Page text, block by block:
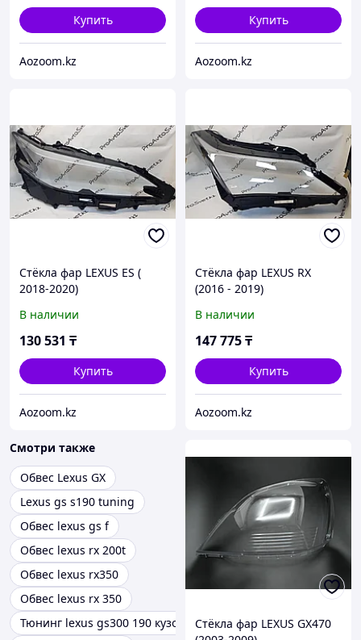
Купить
Aozoom.kz
Купить
Aozoom.kz
Стёкла фар LEXUS ES (
2018-2020)
В наличии
130 531 ₸
Купить
Aozoom.kz
Стёкла фар LEXUS RX
(2016 - 2019)
В наличии
147 775₸
Купить
Aozoom.kz
Смотри также
Обвес Lexus GX
Lexus gs s190 tuning
Обвес lexus gs f
Обвес lexus rx 200t
Обвес lexus rx350
Обвес lexus rx 350
Тюнинг lexus gs300 190 кузов
Стёкла фар LEXUS GX470